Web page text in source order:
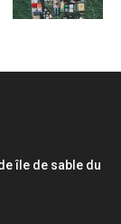
île de sable du